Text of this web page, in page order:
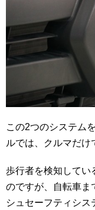
この2つのシステム
ルでは、クルマだけ
歩行者を検知してい
のですが、自転車ま
シュセーフティシス